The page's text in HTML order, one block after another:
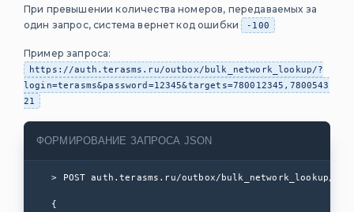
Валидация
e-mail
PUSH-
уведомления
Коды
ошибок
статусов
сообщений
статусов на url
При превышении количества номеров, передаваемых за
один запрос, система вернет код ошибки
-100
Пример запроса:
https://auth.terasms.ru/outbox/bulk_network_lookup/?
login=terasms&password=12345&targets=780012345,7800543
21
ФОРМИРОВАНИЕ ЗАПРОСА JSON
> POST auth.terasms.ru/outbox/bulk_network_lookup/
{